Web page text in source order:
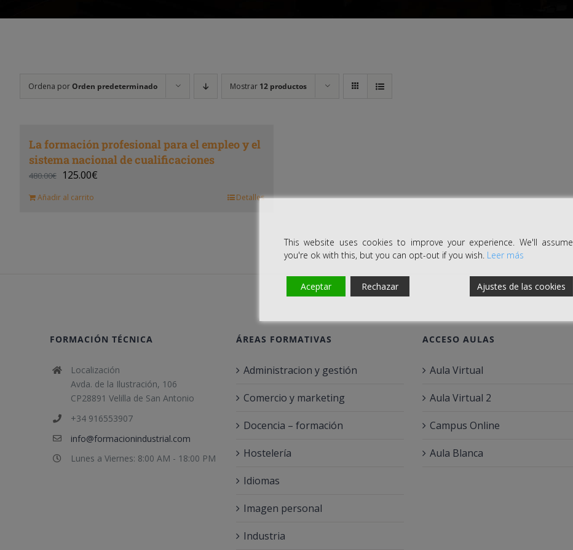
Ordena porOrden predeterminado Mostrar 12 productos
La formación profesional para el empleo y el
sistema nacional de cualificaciones
480.00€ 125.00€
Añadir al carrito Detalles
FORMACIÓN TÉCNICA
Localización
Avda. de la Ilustración, 106
CP28891 Velilla de San Antonio
+34 916553907
info@formacionindustrial.com
Lunes a Viernes: 8:00 AM - 18:00 PM
ÁREAS FORMATIVAS
Administracion y gestión
Comercio y marketing
Docencia – formación
Hostelería
Idiomas
Imagen personal
Industria
ACCESO AULAS
Aula Virtual
Aula Virtual 2
Campus Online
Aula Blanca
This website uses cookies to improve your experience. We'll assume
you're ok with this, but you can opt-out if you wish. Leer más
Aceptar Rechazar Ajustes de las cookies